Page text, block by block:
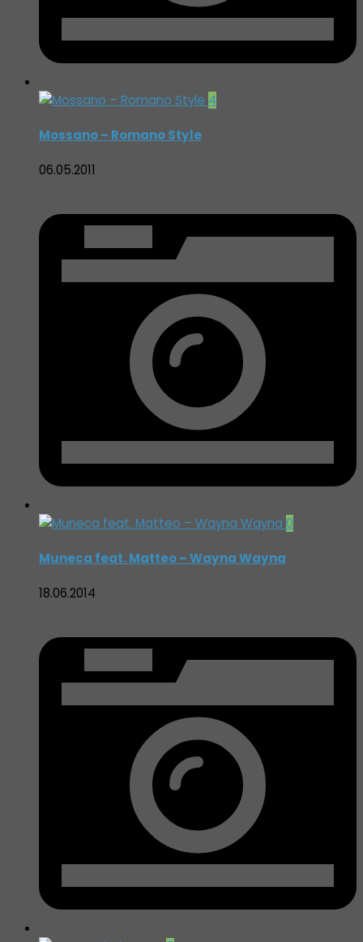
4
Mossano – Romano Style
06.05.2011
0
Muneca feat. Matteo – Wayna Wayna
18.06.2014